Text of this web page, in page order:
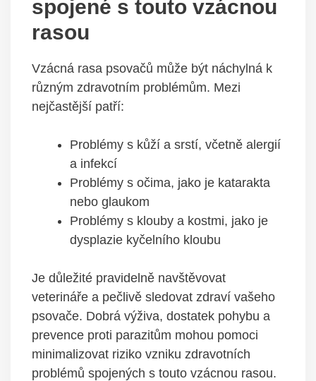
spojené s touto vzácnou
rasou
Vzácná rasa psovačů může být náchylná k
různým zdravotním problémům. Mezi
nejčastější patří:
Problémy s kůží a srstí, včetně alergií
a infekcí
Problémy s očima, jako je katarakta
nebo glaukom
Problémy s klouby a kostmi, jako je
dysplazie kyčelního kloubu
Je důležité pravidelně navštěvovat
veterináře a pečlivě sledovat zdraví vašeho
psovače. Dobrá výživa, dostatek pohybu a
prevence proti parazitům mohou pomoci
minimalizovat riziko vzniku zdravotních
problémů spojených s touto vzácnou rasou.